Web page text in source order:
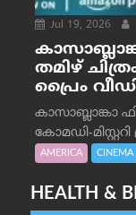
Jul 19, 2026
തമിഴ്
പ്രൈം
കാസാബ്ലാങ്കാ
കോമഡി-മിസ്റ്ററി
AMERICA CINEMA
HEALTH &